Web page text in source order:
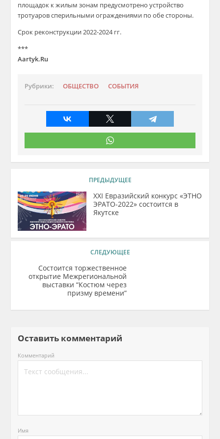
площадок к жилым зонам предусмотрено устройство
тротуаров сперильными ограждениями по обе стороны.
Срок реконструкции 2022-2024 гг.
***
Aartyk.Ru
Рубрики: ОБЩЕСТВО СОБЫТИЯ
ПРЕДЫДУЩЕЕ
XXI Евразийский конкурс «ЭТНО
ЭРАТО-2022» состоится в
Якутске
СЛЕДУЮЩЕЕ
Состоится торжественное
открытие Межрегиональной
выставки “Костюм через
призму времени”
Оставить комментарий
Комментарий
Имя